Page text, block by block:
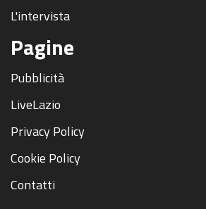
L'intervista
Pagine
Pubblicità
LiveLazio
Privacy Policy
Cookie Policy
Contatti